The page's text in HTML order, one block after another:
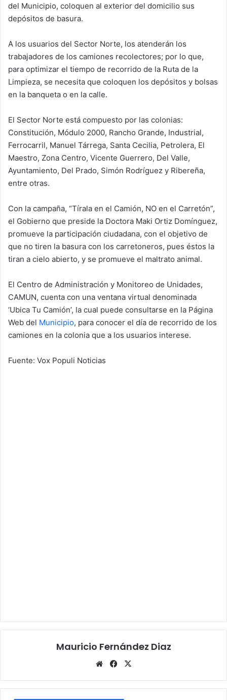
del Municipio, coloquen al exterior del domicilio sus
depósitos de basura.
A los usuarios del Sector Norte, los atenderán los
trabajadores de los camiones recolectores; por lo que,
para optimizar el tiempo de recorrido de la Ruta de la
Limpieza, se necesita que coloquen los depósitos y bolsas
en la banqueta o en la calle.
El Sector Norte está compuesto por las colonias:
Constitución, Módulo 2000, Rancho Grande, Industrial,
Ferrocarril, Manuel Tárrega, Santa Cecilia, Petrolera, El
Maestro, Zona Centro, Vicente Guerrero, Del Valle,
Ayuntamiento, Del Prado, Simón Rodríguez y Ribereña,
entre otras.
Con la campaña, “Tírala en el Camión, NO en el Carretón”,
el Gobierno que preside la Doctora Maki Ortiz Domínguez,
promueve la participación ciudadana, con el objetivo de
que no tiren la basura con los carretoneros, pues éstos la
tiran a cielo abierto, y se promueve el maltrato animal.
El Centro de Administración y Monitoreo de Unidades,
CAMUN, cuenta con una ventana virtual denominada
‘Ubica Tu Camión’, la cual puede consultarse en la Página
Web del Municipio, para conocer el día de recorrido de los
camiones en la colonia que a los usuarios interese.
Fuente: Vox Populi Noticias
Mauricio Fernández Diaz
Sitio
Facebook